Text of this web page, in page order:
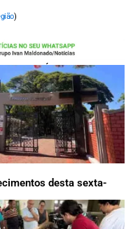
)
LEIA TAMBÉM:
desta sexta-